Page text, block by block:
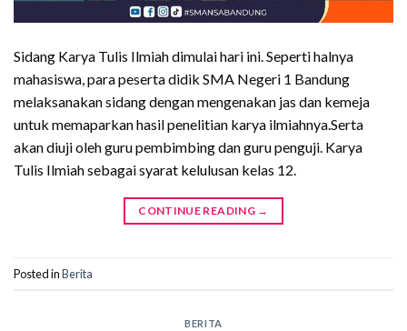
Sidang Karya Tulis Ilmiah dimulai hari ini. Seperti halnya
mahasiswa, para peserta didik SMA Negeri 1 Bandung
melaksanakan sidang dengan mengenakan jas dan kemeja
untuk memaparkan hasil penelitian karya ilmiahnya.Serta
akan diuji oleh guru pembimbing dan guru penguji. Karya
Tulis Ilmiah sebagai syarat kelulusan kelas 12.
CONTINUE READING →
Posted inBerita
BERITA